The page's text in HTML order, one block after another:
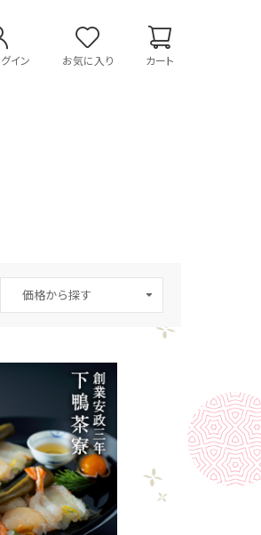
イン お気に入り カート